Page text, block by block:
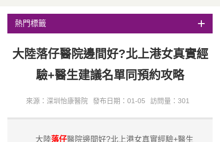
熱門標籤
大陸落仔醫院邊間好?北上港女真實經
驗+醫生建議名單同預約攻略
來源：深圳怡康醫院 發布日期：01-05 訪問量：301
大陸落仔醫院邊間好?北上港女真實經驗+醫生